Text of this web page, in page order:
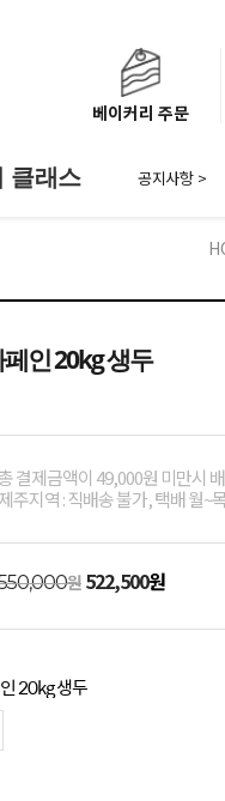
베이커리 주문
클래스 공지사항 >
인 20kg 생두
결제금액이 49,000원 미만시
제주지역 : 직배송 불가, 택배 월~
원 522,500원
20kg 생두